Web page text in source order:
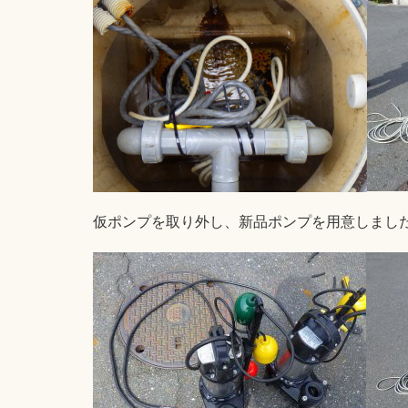
仮ポンプを取り外し、新品ポンプを用意しまし